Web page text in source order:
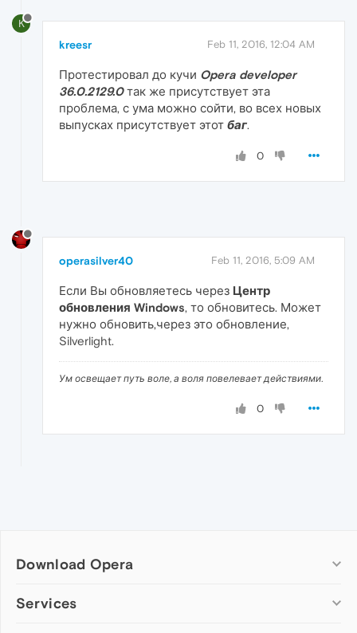
K
kreesr Feb 11, 2016, 12:04 AM
Протестировал до кучи Opera developer
36.0.2129.0так же присутствует эта
проблема, с ума можно сойти, во всех новых
выпусках присутствует этот баг.
0
operasilver40 Feb 11, 2016, 5:09 AM
Если Вы обновляетесь через Центр
обновления Windows, то обновитесь. Может
нужно обновить,через это обновление,
Silverlight.
Ум освещает путь воле, а воля повелевает действиями.
0
Download Opera
Computer browsers
Services